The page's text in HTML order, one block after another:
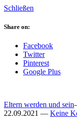
Schließen
Share on:
Facebook
Twitter
Pinterest
Google Plus
Eltern werden und sein
22.09.2021 — Keine